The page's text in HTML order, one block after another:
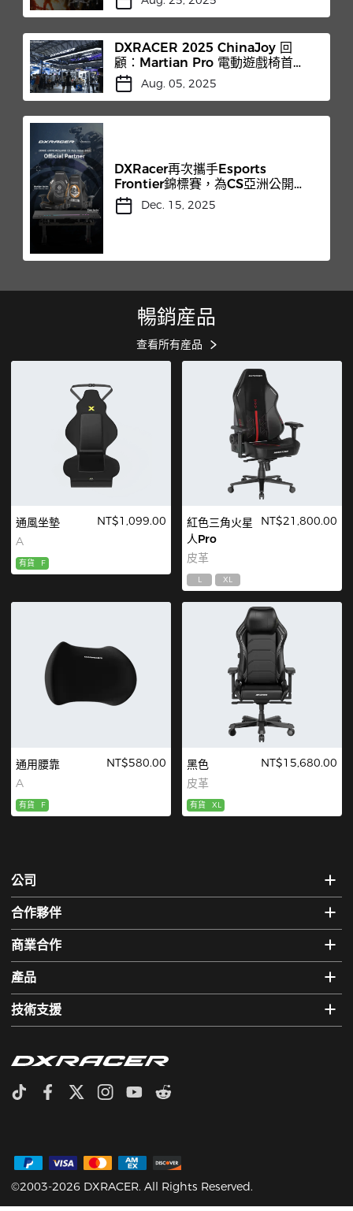
量版遊戲椅
DXRACER 2025 ChinaJoy 回
顧：Martian Pro 電動遊戲椅首次
亮相
Aug. 05, 2025
DXRacer再次攜手Esports
Frontier錦標賽，為CS亞洲公開賽
總決賽提供護航服務
Dec. 15, 2025
暢銷産品
查看所有産品
通風坐墊
A
NT$1,099.00
有貨 F
紅色三角火星
人Pro
皮革
NT$21,800.00
L XL
通用腰靠
A
NT$580.00
有貨 F
黑色
皮革
NT$15,680.00
有貨 XL
公司
合作夥伴
商業合作
產品
技術支援
©2003-2026 DXRACER. All Rights Reserved.